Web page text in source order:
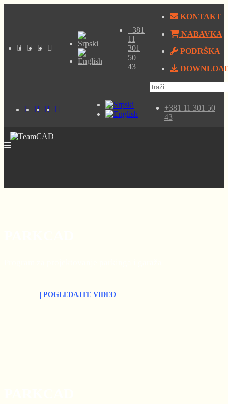
+381
11
301
50
43
KONTAKT
NABAVKA
PODRŠKA
+381 11 301 50
43
| POGLEDAJTE VIDEO